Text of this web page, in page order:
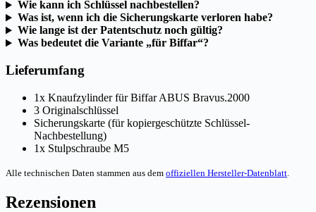
Wie kann ich Schlüssel nachbestellen?
Was ist, wenn ich die Sicherungskarte verloren habe?
Wie lange ist der Patentschutz noch gültig?
Was bedeutet die Variante „für Biffar“?
Lieferumfang
1x Knaufzylinder für Biffar ABUS Bravus.2000
3 Originalschlüssel
Sicherungskarte (für kopiergeschützte Schlüssel-
Nachbestellung)
1x Stulpschraube M5
Alle technischen Daten stammen aus dem offiziellen Hersteller-Datenblatt
Rezensionen